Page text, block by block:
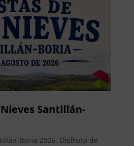
Santillán-
Boria 2026. Disfruta de